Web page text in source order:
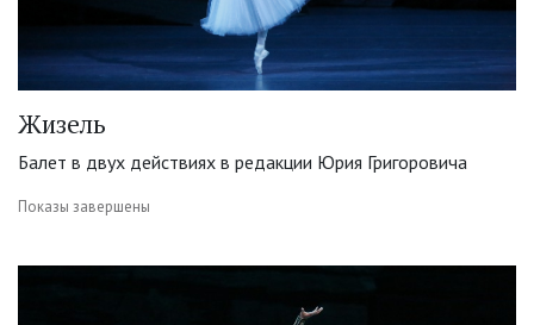
Жизель
Балет в двух действиях в редакции Юрия Григоровича
Показы завершены